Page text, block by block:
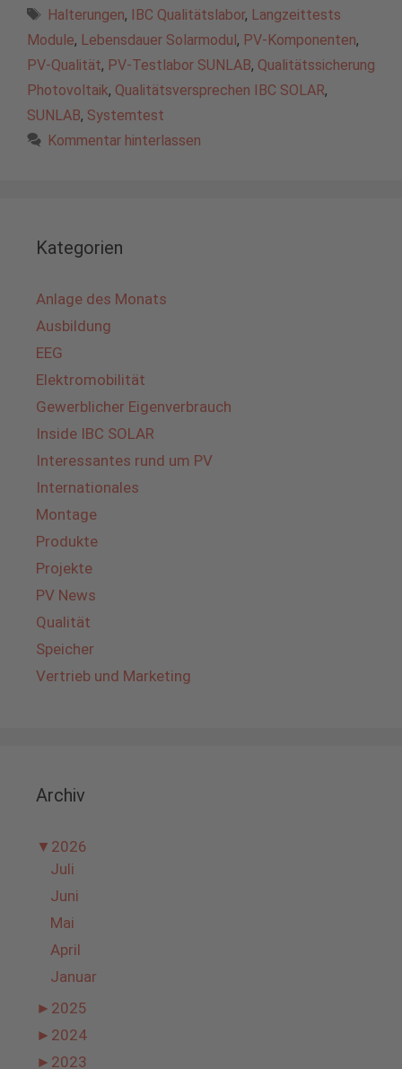
Schlagwörter
Halterungen, IBC Qualitätslabor, Langzeittests
Module, Lebensdauer Solarmodul , PV-Komponenten,
PV-Qualität, PV-Testlabor SUNLAB, Qualitätssicherung
Photovoltaik, Qualitätsversprechen IBC SOLAR,
SUNLAB, Systemtest
Kommentar hinterlassen
Kategorien
Anlage des Monats
Ausbildung
EEG
Elektromobilität
Gewerblicher Eigenverbrauch
Inside IBC SOLAR
Interessantes rund um PV
Internationales
Montage
Produkte
Projekte
PV News
Qualität
Speicher
Vertrieb und Marketing
Archiv
▼ 2026
Juli
Juni
Mai
April
Januar
► 2025
► 2024
► 2023